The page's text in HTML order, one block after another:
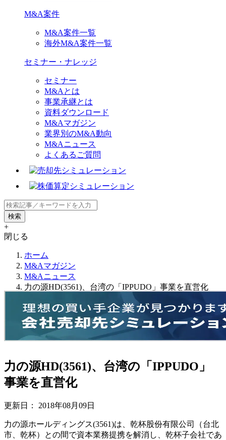
M&A案件
M&A案件一覧
海外M&A案件一覧
セミナー・ナレッジ
セミナー
M&Aとは
事業承継とは
資料ダウンロード
M&Aマガジン
業界別のM&A動向
M&Aニュース
よくあるご質問
+
閉じる
ホーム
M&Aマガジン
M&Aニュース
力の源HD(3561)、台湾の「IPPUDO」事業を直営化
力の源HD(3561)、台湾の「IPPUDO」
事業を直営化
更新日： 2018年08月09日
力の源ホールディングス(3561)は、乾杯股份有限公司（台北
市、乾杯）との間で資本業務提携を解消し、乾杯子会社であ